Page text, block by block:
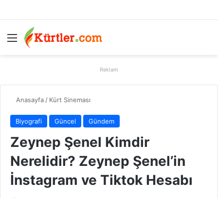
Menü
Reklam
Anasayfa / Kürt Sineması
Biyografi Güncel Gündem
Zeynep Şenel Kimdir
Nerelidir? Zeynep Şenel’in
İnstagram ve Tiktok Hesabı